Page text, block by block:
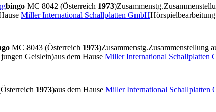
bingo MC 8042 (Österreich 1973)Zusammenstg.
Miller International Schallplatten GmbH
MC 8043 (Österreich 1973)Zusammenstg.Zusammenstellung
Geislein)aus dem Hause Miller International Schallplatten
1973)aus dem Hause Miller International Schallplatten